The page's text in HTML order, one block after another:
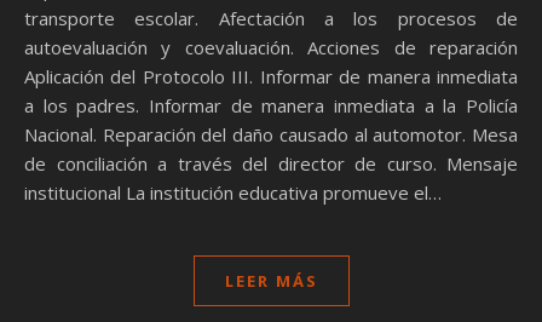
transporte escolar. Afectación a los procesos de
autoevaluación y coevaluación. Acciones de reparación
Aplicación del Protocolo III. Informar de manera inmediata
a los padres. Informar de manera inmediata a la Policía
Nacional. Reparación del daño causado al automotor. Mesa
de conciliación a través del director de curso. Mensaje
institucional La institución educativa promueve el…
LEER MÁS